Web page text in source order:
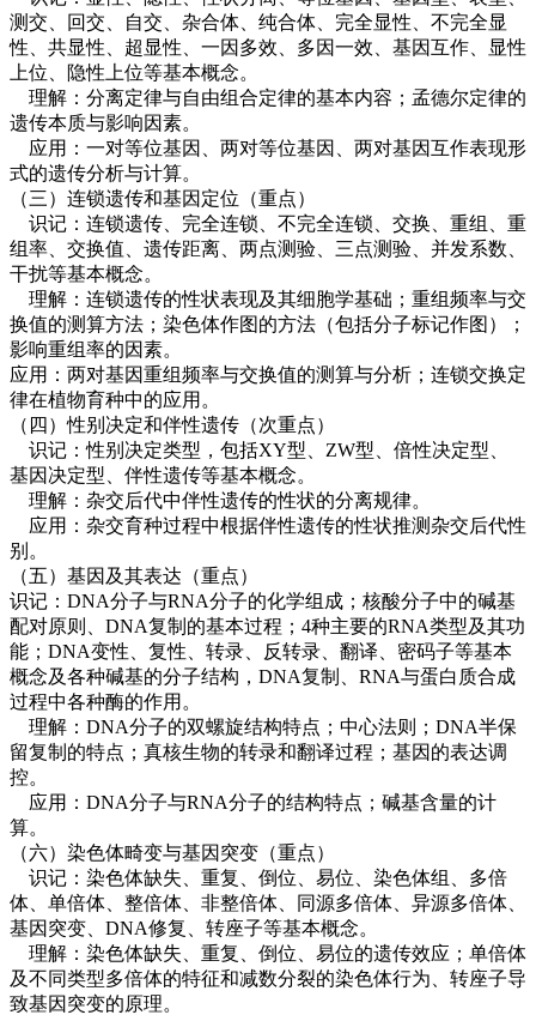
测交、回交、自交、杂合体、纯合体、完全显性、不完全显
性、共显性、超显性、一因多效、多因一效、基因互作、显性
上位、隐性上位等基本概念。
理解：分离定律与自由组合定律的基本内容；孟德尔定律的
遗传本质与影响因素。
应用：一对等位基因、两对等位基因、两对基因互作表现形
式的遗传分析与计算。
（三）连锁遗传和基因定位（重点）
识记：连锁遗传、完全连锁、不完全连锁、交换、重组、重
组率、交换值、遗传距离、两点测验、三点测验、并发系数、
干扰等基本概念。
理解：连锁遗传的性状表现及其细胞学基础；重组频率与交
换值的测算方法；染色体作图的方法（包括分子标记作图）；
影响重组率的因素。
应用：两对基因重组频率与交换值的测算与分析；连锁交换定
律在植物育种中的应用。
（四）性别决定和伴性遗传（次重点）
识记：性别决定类型，包括XY型、ZW型、倍性决定型、
基因决定型、伴性遗传等基本概念。
理解：杂交后代中伴性遗传的性状的分离规律。
应用：杂交育种过程中根据伴性遗传的性状推测杂交后代性
别。
（五）基因及其表达（重点）
识记：DNA分子与RNA分子的化学组成；核酸分子中的碱基
配对原则、DNA复制的基本过程；4种主要的RNA类型及其功
能；DNA变性、复性、转录、反转录、翻译、密码子等基本
概念及各种碱基的分子结构，DNA复制、RNA与蛋白质合成
过程中各种酶的作用。
理解：DNA分子的双螺旋结构特点；中心法则；DNA半保
留复制的特点；真核生物的转录和翻译过程；基因的表达调
控。
应用：DNA分子与RNA分子的结构特点；碱基含量的计
算。
（六）染色体畸变与基因突变（重点）
识记：染色体缺失、重复、倒位、易位、染色体组、多倍
体、单倍体、整倍体、非整倍体、同源多倍体、异源多倍体、
基因突变、DNA修复、转座子等基本概念。
理解：染色体缺失、重复、倒位、易位的遗传效应；单倍体
及不同类型多倍体的特征和减数分裂的染色体行为、转座子导
致基因突变的原理。